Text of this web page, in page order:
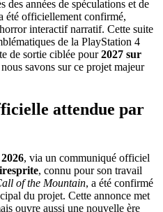
des années de spéculations et de
été officiellement confirmé,
interactif narratif. Cette suite
de la PlayStation 4
de sortie ciblée pour2027 sur
savons sur ce projet majeur
attendue par
, via un communiqué officiel
, connu pour son travail
of the Mountain, a été confirmé
du projet. Cette annonce met
ouvre aussi une nouvelle ère